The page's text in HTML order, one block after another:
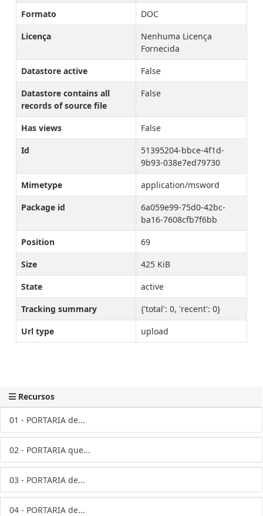
Recursos
01 - PORTARIA de...
02 - PORTARIA que...
03 - PORTARIA de...
04 - PORTARIA de...
Formato
DOC
Licença
Nenhuma Licença
Fornecida
Datastore active
False
Datastore contains all
records of source file
False
Has views
False
Id
51395204-bbce-4f1d-
9b93-038e7ed79730
Mimetype
application/msword
Package id
6a059e99-75d0-42bc-
ba16-7608cfb7f6bb
Position
69
Size
425 KiB
State
active
Tracking summary
{'total': 0, 'recent': 0}
Url type
upload